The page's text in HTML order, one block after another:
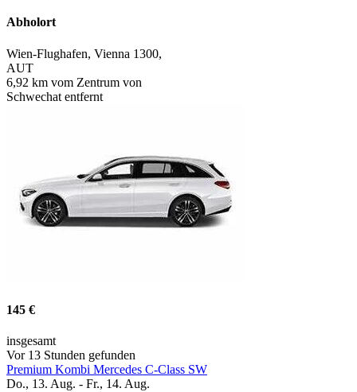
Abholort
Wien-Flughafen, Vienna 1300,
AUT
6,92 km vom Zentrum von
Schwechat entfernt
145 €
insgesamt
Vor 13 Stunden gefunden
Premium Kombi Mercedes C-Class SW
Do., 13. Aug. - Fr., 14. Aug.